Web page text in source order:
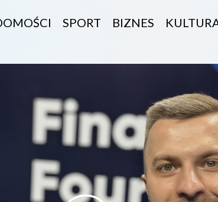
SPORT BIZNES